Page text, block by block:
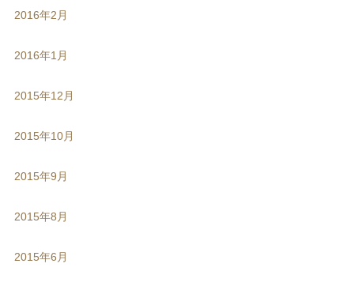
2016年2月
2016年1月
2015年12月
2015年10月
2015年9月
2015年8月
2015年6月